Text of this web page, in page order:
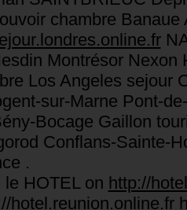
chambre
Montrésor
Los Angeles sejour
sur-Marne Pont-
Bocage Gaillon
Conflans-Sainte-
.
HOTEL on http://
hotel.reunion.online.fr